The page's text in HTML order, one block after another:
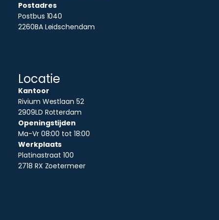
Postadres
Postbus 1040
2260BA Leidschendam
Locatie
Kantoor
Rivium Westlaan 52
2909LD Rotterdam
Openingstijden
Ma-Vr 08:00 tot 18:00
Werkplaats
Platinastraat 100
2718 RX Zoetermeer